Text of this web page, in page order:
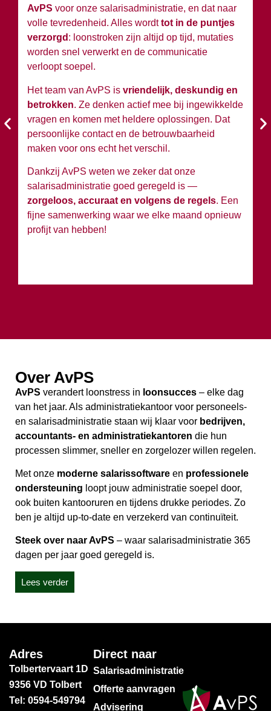
AvPS voor onze salarisadministratie, en dat naar
volle tevredenheid. Alles wordttot in de puntjes
verzorgd : loonstroken zijn altijd op tijd, mutaties
worden snel verwerkt en de communicatie
verloopt soepel.
Het team van AvPS is vriendelijk, deskundig en
betrokken. Ze denken actief mee bij ingewikkelde
vragen en komen met heldere oplossingen. Dat
persoonlijke contact en de betrouwbaarheid
maken voor ons echt het verschil.
Dankzij AvPS weten we zeker dat onze
salarisadministratie goed geregeld is —
zorgeloos, accuraat en volgens de regels. Een
fijne samenwerking waar we elke maand opnieuw
profijt van hebben!
Over AvPS
AvPS verandert loonstress in loonsucces – elke dag
van het jaar. Als administratiekantoor voor personeels-
en salarisadministratie staan wij klaar voor bedrijven,
accountants- en administratiekantoren die hun
processen slimmer, sneller en zorgelozer willen regelen.
Met onze moderne salarissoftware en professionele
ondersteuning loopt jouw administratie soepel door,
ook buiten kantooruren en tijdens drukke periodes. Zo
ben je altijd up-to-date en verzekerd van continuïteit.
Steek over naar AvPS – waar salarisadministratie 365
dagen per jaar goed geregeld is.
Lees verder
Adres
Tolbertervaart 1D
9356 VD Tolbert
Tel: 0594-549794
Direct naar
Salarisadministratie
Offerte aanvragen
Advisering